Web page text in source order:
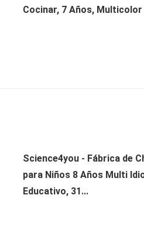
Cocinar, 7 Años, Multicolor
Science4you - Fábrica de
para Niños 8 Años Multi
Educativo, 31...